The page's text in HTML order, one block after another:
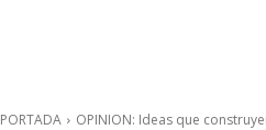
PORTADA OPINION: Ideas que